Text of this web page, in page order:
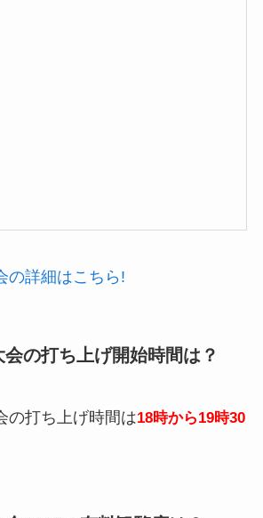
の詳細はこちら!
の打ち上げ開始時間は？
の打ち上げ時間は18時から19時30